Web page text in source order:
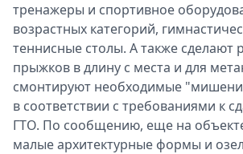
тренажеры и спортивное
возрастных категорий,
теннисные столы. А также сделают
прыжков в длину с места и для
смонтируют необходимые
в соответствии с требованиями к
ГТО. По сообщению, еще на
малые архитектурные формы и